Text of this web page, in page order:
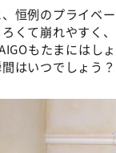
、恒例のプライベ
ろくて崩れやすく
もたまにはし
はいつでしょう？